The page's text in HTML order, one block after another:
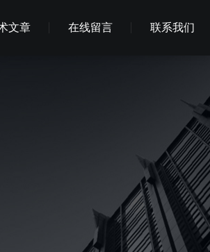
文章 在线留言 联系我们